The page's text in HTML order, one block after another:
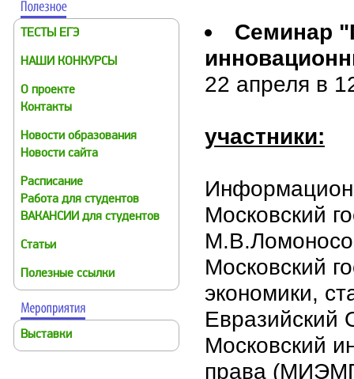
ТЕСТЫ ЕГЭ
НАШИ КОНКУРСЫ
О проекте
Контакты
Новости образования
Новости сайта
Расписание
Работа для студентов
ВАКАНСИИ для студентов
Статьи
Полезные ссылки
Выставки
Семинар
22 апреля в
участники:
Московский
Московский
экономики,
Евразийский
Московский
права